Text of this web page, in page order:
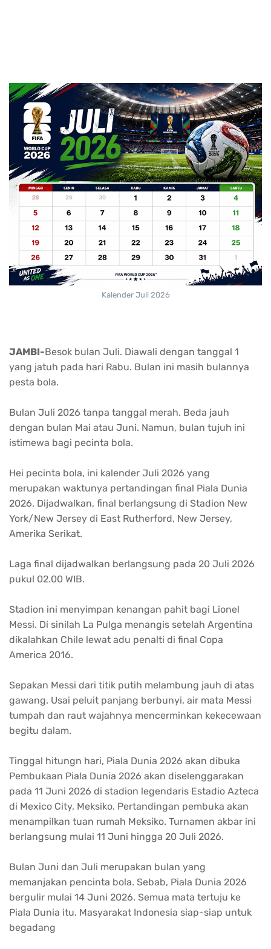
Kalender Juli 2026
JAMBI-Besok bulan Juli. Diawali dengan tanggal 1
yang jatuh pada hari Rabu. Bulan ini masih bulannya
pesta bola.
Bulan Juli 2026 tanpa tanggal merah. Beda jauh
dengan bulan Mai atau Juni. Namun, bulan tujuh ini
istimewa bagi pecinta bola.
Hei pecinta bola, ini kalender Juli 2026 yang
merupakan waktunya pertandingan final Piala Dunia
2026. Dijadwalkan, final berlangsung di Stadion New
York/New Jersey di East Rutherford, New Jersey,
Amerika Serikat.
Laga final dijadwalkan berlangsung pada 20 Juli 2026
pukul 02.00 WIB.
Stadion ini menyimpan kenangan pahit bagi Lionel
Messi. Di sinilah La Pulga menangis setelah Argentina
dikalahkan Chile lewat adu penalti di final Copa
America 2016.
Sepakan Messi dari titik putih melambung jauh di atas
gawang. Usai peluit panjang berbunyi, air mata Messi
tumpah dan raut wajahnya mencerminkan kekecewaan
begitu dalam.
Tinggal hitungn hari, Piala Dunia 2026 akan dibuka
Pembukaan Piala Dunia 2026 akan diselenggarakan
pada 11 Juni 2026 di stadion legendaris Estadio Azteca
di Mexico City, Meksiko. Pertandingan pembuka akan
menampilkan tuan rumah Meksiko. Turnamen akbar ini
berlangsung mulai 11 Juni hingga 20 Juli 2026.
Bulan Juni dan Juli merupakan bulan yang
memanjakan pencinta bola. Sebab, Piala Dunia 2026
bergulir mulai 14 Juni 2026. Semua mata tertuju ke
Piala Dunia itu. Masyarakat Indonesia siap-siap untuk
begadang